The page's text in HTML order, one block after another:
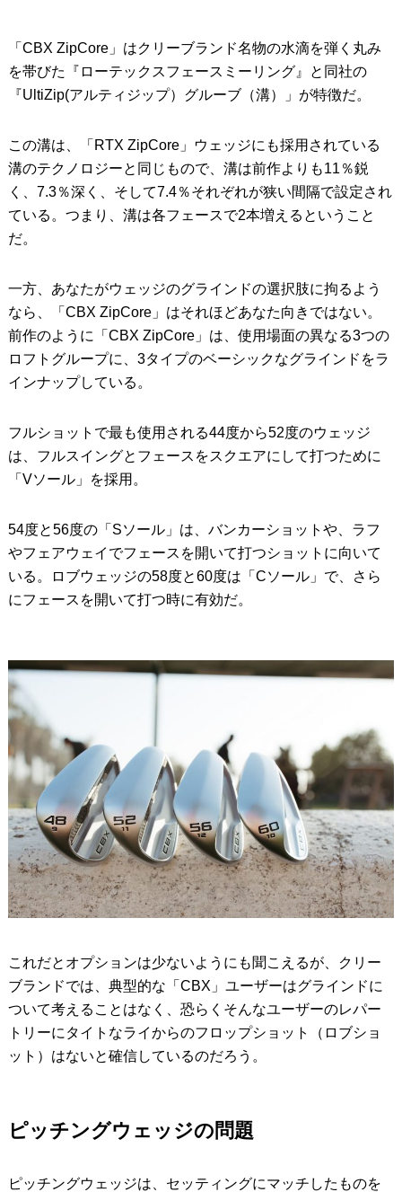
「CBX ZipCore」はクリーブランド名物の水滴を弾く丸み
を帯びた『ローテックスフェースミーリング』と同社の
『UltiZip(アルティジップ）グルーブ（溝）」が特徴だ。
この溝は、「RTX ZipCore」ウェッジにも採用されている
溝のテクノロジーと同じもので、溝は前作よりも11％鋭
く、7.3％深く、そして7.4％それぞれが狭い間隔で設定され
ている。つまり、溝は各フェースで2本増えるということ
だ。
一方、あなたがウェッジのグラインドの選択肢に拘るよう
なら、「CBX ZipCore」はそれほどあなた向きではない。
前作のように「CBX ZipCore」は、使用場面の異なる3つの
ロフトグループに、3タイプのベーシックなグラインドをラ
インナップしている。
フルショットで最も使用される44度から52度のウェッジ
は、フルスイングとフェースをスクエアにして打つために
「Vソール」を採用。
54度と56度の「Sソール」は、バンカーショットや、ラフ
やフェアウェイでフェースを開いて打つショットに向いて
いる。ロブウェッジの58度と60度は「Cソール」で、さら
にフェースを開いて打つ時に有効だ。
これだとオプションは少ないようにも聞こえるが、クリー
ブランドでは、典型的な「CBX」ユーザーはグラインドに
ついて考えることはなく、恐らくそんなユーザーのレパー
トリーにタイトなライからのフロップショット（ロブショ
ット）はないと確信しているのだろう。
ピッチングウェッジの問題
ピッチングウェッジは、セッティングにマッチしたものを